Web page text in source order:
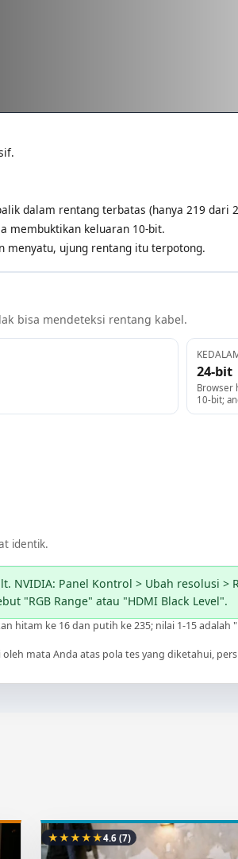
dalam rentang terbatas (hanya 219 dari
membuktikan keluaran 10-bit.
menyatu, ujung rentang itu terpotong.
bisa mendeteksi rentang kabel.
24-bit
Browser
10-bit;
identik.
Panel Kontrol > Ubah resolusi >
"RGB Range" atau "HDMI Black Level".
hitam ke 16 dan putih ke 235; nilai 1-15
mata Anda atas pola tes yang diketahui,
★★★★★4.6(7)